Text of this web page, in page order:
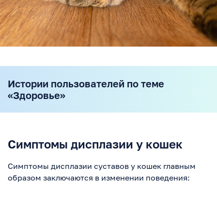
Истории пользователей по теме
«Здоровье»
Симптомы дисплазии у кошек
Симптомы дисплазии суставов у кошек главным
образом заключаются в изменении поведения: